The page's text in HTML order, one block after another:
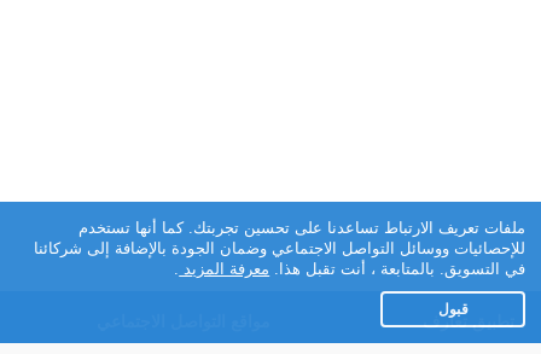
تطبيق تعارف
ملفات تعريف الارتباط تساعدنا على تحسين تجربتك. كما أنها تستخدم
للإحصائيات ووسائل التواصل الاجتماعي وضمان الجودة بالإضافة إلى شركائنا
في التسويق. بالمتابعة ، أنت تقبل هذا. معرفة المزيد .
قبول